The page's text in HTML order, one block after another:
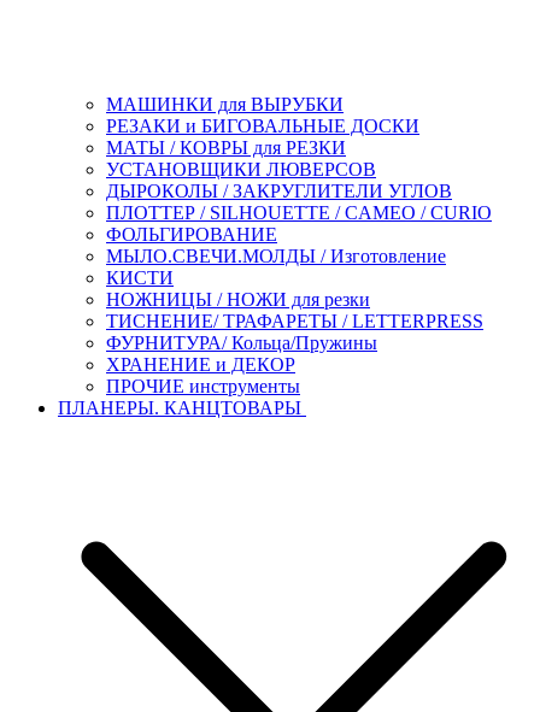
МАШИНКИ для ВЫРУБКИ
РЕЗАКИ и БИГОВАЛЬНЫЕ ДОСКИ
МАТЫ / КОВРЫ для РЕЗКИ
УСТАНОВЩИКИ ЛЮВЕРСОВ
ДЫРОКОЛЫ / ЗАКРУГЛИТЕЛИ УГЛОВ
ПЛОТТЕР / SILHOUETTE / CAMEO / CURIO
ФОЛЬГИРОВАНИЕ
МЫЛО.СВЕЧИ.МОЛДЫ / Изготовление
КИСТИ
НОЖНИЦЫ / НОЖИ для резки
ТИСНЕНИЕ/ ТРАФАРЕТЫ / LETTERPRESS
ФУРНИТУРА/ Кольца/Пружины
ХРАНЕНИЕ и ДЕКОР
ПРОЧИЕ инструменты
ПЛАНЕРЫ. КАНЦТОВАРЫ